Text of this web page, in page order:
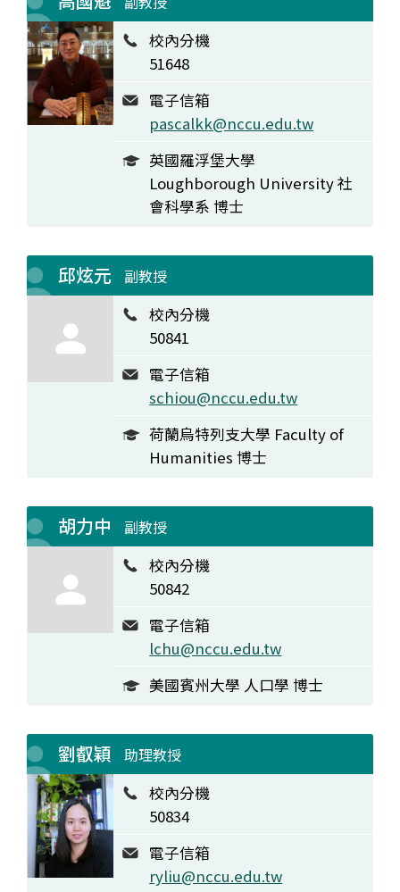
校內分機
51648
電子信箱
pascalkk@nccu.edu.tw
英國羅浮堡大學
Loughborough University 社
會科學系 博士
邱炫元 副教授
校內分機
50841
電子信箱
schiou@nccu.edu.tw
荷蘭烏特列支大學 Faculty of
Humanities 博士
胡力中 副教授
校內分機
50842
電子信箱
lchu@nccu.edu.tw
美國賓州大學 人口學 博士
劉叡穎 助理教授
校內分機
50834
電子信箱
ryliu@nccu.edu.tw